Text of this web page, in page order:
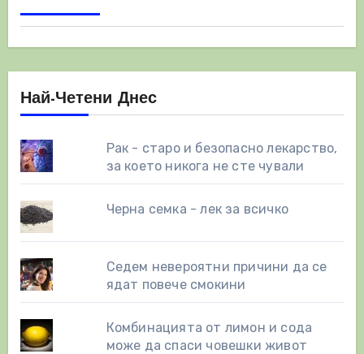
Най-Четени Днес
Рак - старо и безопасно лекарство,
за което никога не сте чували
Черна семка - лек за всичко
Седем невероятни причини да се
ядат повече смокини
Комбинацията от лимон и сода
може да спаси човешки живот